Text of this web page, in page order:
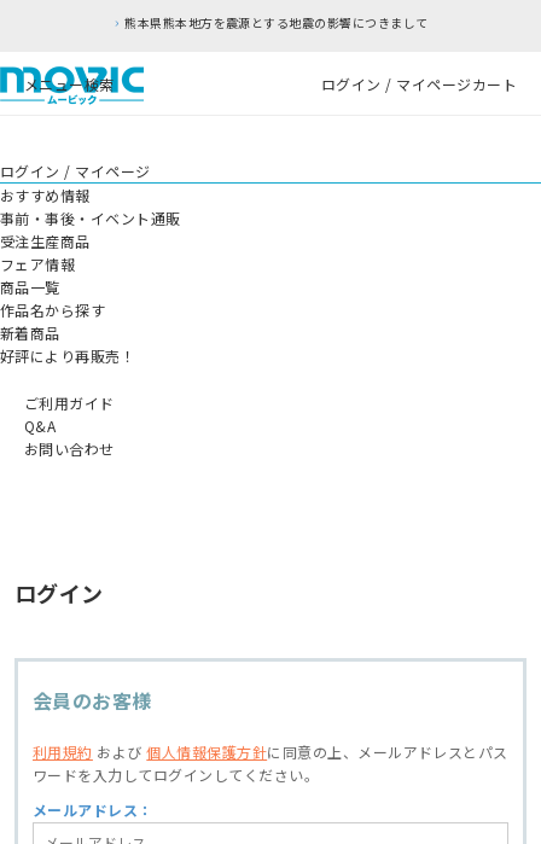
熊本県熊本地方を震源とする地震の影響につきまして
メニュー検索 ログイン / マイページカート
ログイン / マイページ
おすすめ情報
事前・事後・イベント通販
受注生産商品
フェア情報
商品一覧
作品名から探す
新着商品
好評により再販売！
ご利用ガイド
Q&A
お問い合わせ
ログイン
会員のお客様
利用規約 および個人情報保護方針に同意の上、
メールアドレスとパス
ワードを入力してログインしてください。
メールアドレス：